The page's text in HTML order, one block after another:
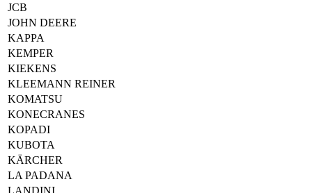
JCB
JOHN DEERE
KAPPA
KEMPER
KIEKENS
KLEEMANN REINER
KOMATSU
KONECRANES
KOPADI
KUBOTA
KÄRCHER
LA PADANA
LANDINI